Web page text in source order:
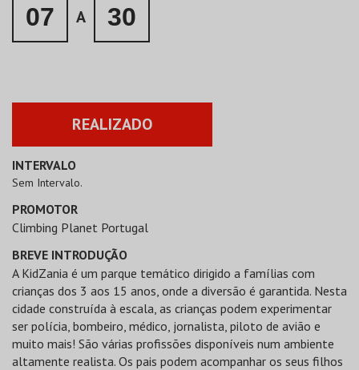
07 A 30
REALIZADO
INTERVALO
Sem Intervalo.
PROMOTOR
Climbing Planet Portugal
BREVE INTRODUÇÃO
A KidZania é um parque temático dirigido a famílias com
crianças dos 3 aos 15 anos, onde a diversão é garantida. Nesta
cidade construída à escala, as crianças podem experimentar
ser polícia, bombeiro, médico, jornalista, piloto de avião e
muito mais! São várias profissões disponíveis num ambiente
altamente realista. Os pais podem acompanhar os seus filhos